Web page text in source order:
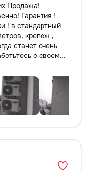
Продажа!
Гарантия !
! в стандартный
крепеж ,
станет очень
о своем...